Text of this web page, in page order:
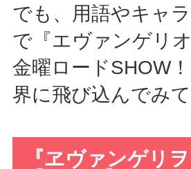
でも、用語やキャ
で『エヴァンゲリ
金曜ロードSHOW
界に飛び込んでみて
『ヱヴァンゲリ